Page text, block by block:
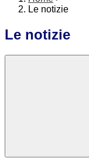
Le notizie
Le notizie